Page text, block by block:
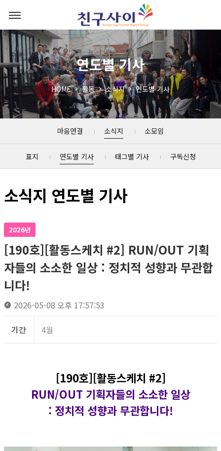
연도별 기사
HOME 활동 소식지 연도별 기사
마음연결 소식지 소모임
표지 연도별 기사 태그별 기사 구독신청
소식지 연도별 기사
2026년
[190호][활동스케치 #2] RUN/OUT 기획
자들의 소소한 일상 : 정치적 성향과 무관합
니다!
2026-05-08 오후 17:57:53
기간 4월
[190호][활동스케치 #2]
RUN/OUT 기획자들의 소소한 일상
: 정치적 성향과 무관합니다!